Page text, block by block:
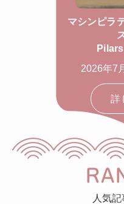
マシンピラ
2026年7
詳
人気